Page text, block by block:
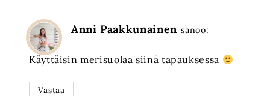
Anni Paakkunainen sanoo:
Käyttäisin merisuolaa siinä tapauksessa
Vastaa